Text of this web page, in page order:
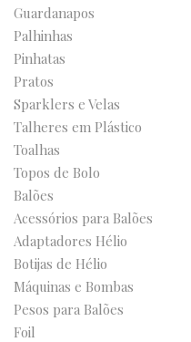
Guardanapos
Palhinhas
Pinhatas
Pratos
Sparklers e Velas
Talheres em Plástico
Toalhas
Topos de Bolo
Balões
Acessórios para Balões
Adaptadores Hélio
Botijas de Hélio
Máquinas e Bombas
Pesos para Balões
Foil